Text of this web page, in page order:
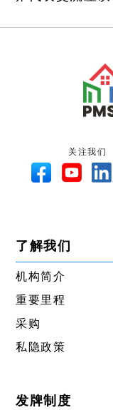
关注我们
了解我们
机构简介
重要里程
采购
私隐政策
发牌制度